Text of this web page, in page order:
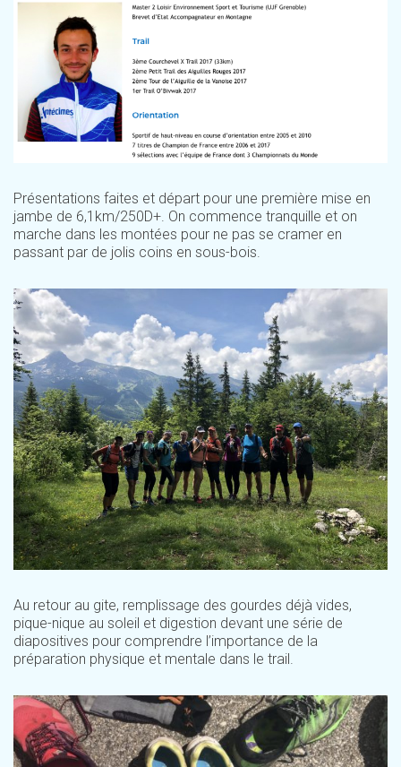
Présentations faites et départ pour une première mise en
jambe de 6,1km/250D+. On commence tranquille et on
marche dans les montées pour ne pas se cramer en
passant par de jolis coins en sous-bois.
Au retour au gite, remplissage des gourdes déjà vides,
pique-nique au soleil et digestion devant une série de
diapositives pour comprendre l’importance de la
préparation physique et mentale dans le trail.